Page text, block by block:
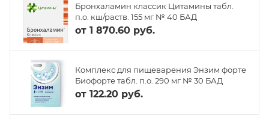
Бронхаламин классик Цитамины табл.
п.о. кш/раств. 155 мг № 40 БАД
от 1 870.60 руб.
Комплекс для пищеварения Энзим форте
Биофорте табл. п.о. 290 мг № 30 БАД
от 122.20 руб.